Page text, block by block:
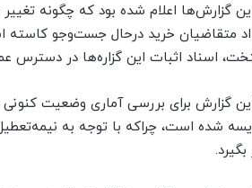
گزارش‌ها اعلام شده بود که چگونه تغییر
اسناد اثبات این گزاره‌ها در دسترس
گزارش برای بررسی آماری وضعیت
شده است، چراکه با توجه به
بگیرد.